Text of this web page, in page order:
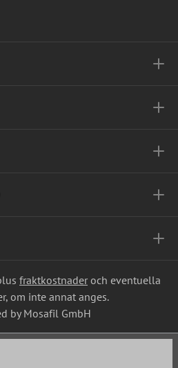
fraktkostnader och eventuella
om inte annat anges.
by Mosafil GmbH